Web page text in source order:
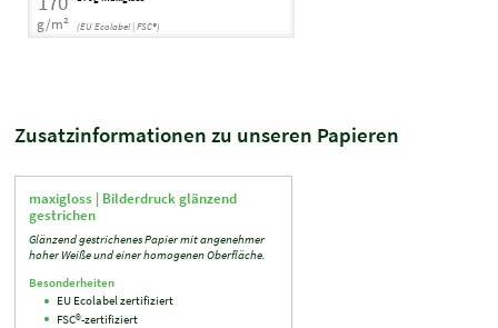
g/m² (EU Ecolabel | FSC®)
Zusatzinformationen zu unseren Papieren
maxigloss | Bilderdruck glänzend
gestrichen
Glänzend gestrichenes Papier mit angenehmer
hoher Weiße und einer homogenen Oberfläche.
Besonderheiten
EU Ecolabel zertifiziert
FSC®-zertifiziert